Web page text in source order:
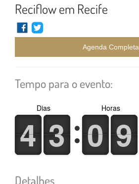
Reciflow em Recife
Agenda Completa
Tempo para o evento:
4
4
4
4 3
3
3
3
Dias
0
0
0
0 9
9
9
9
Horas
Detalhes